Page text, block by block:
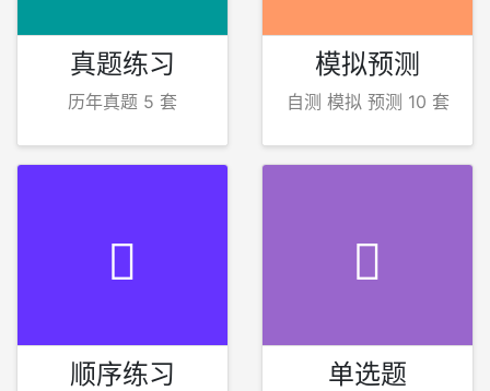
真题练习
历年真题 5 套
模拟预测
自测 模拟 预测 10 套
顺序练习 单选题